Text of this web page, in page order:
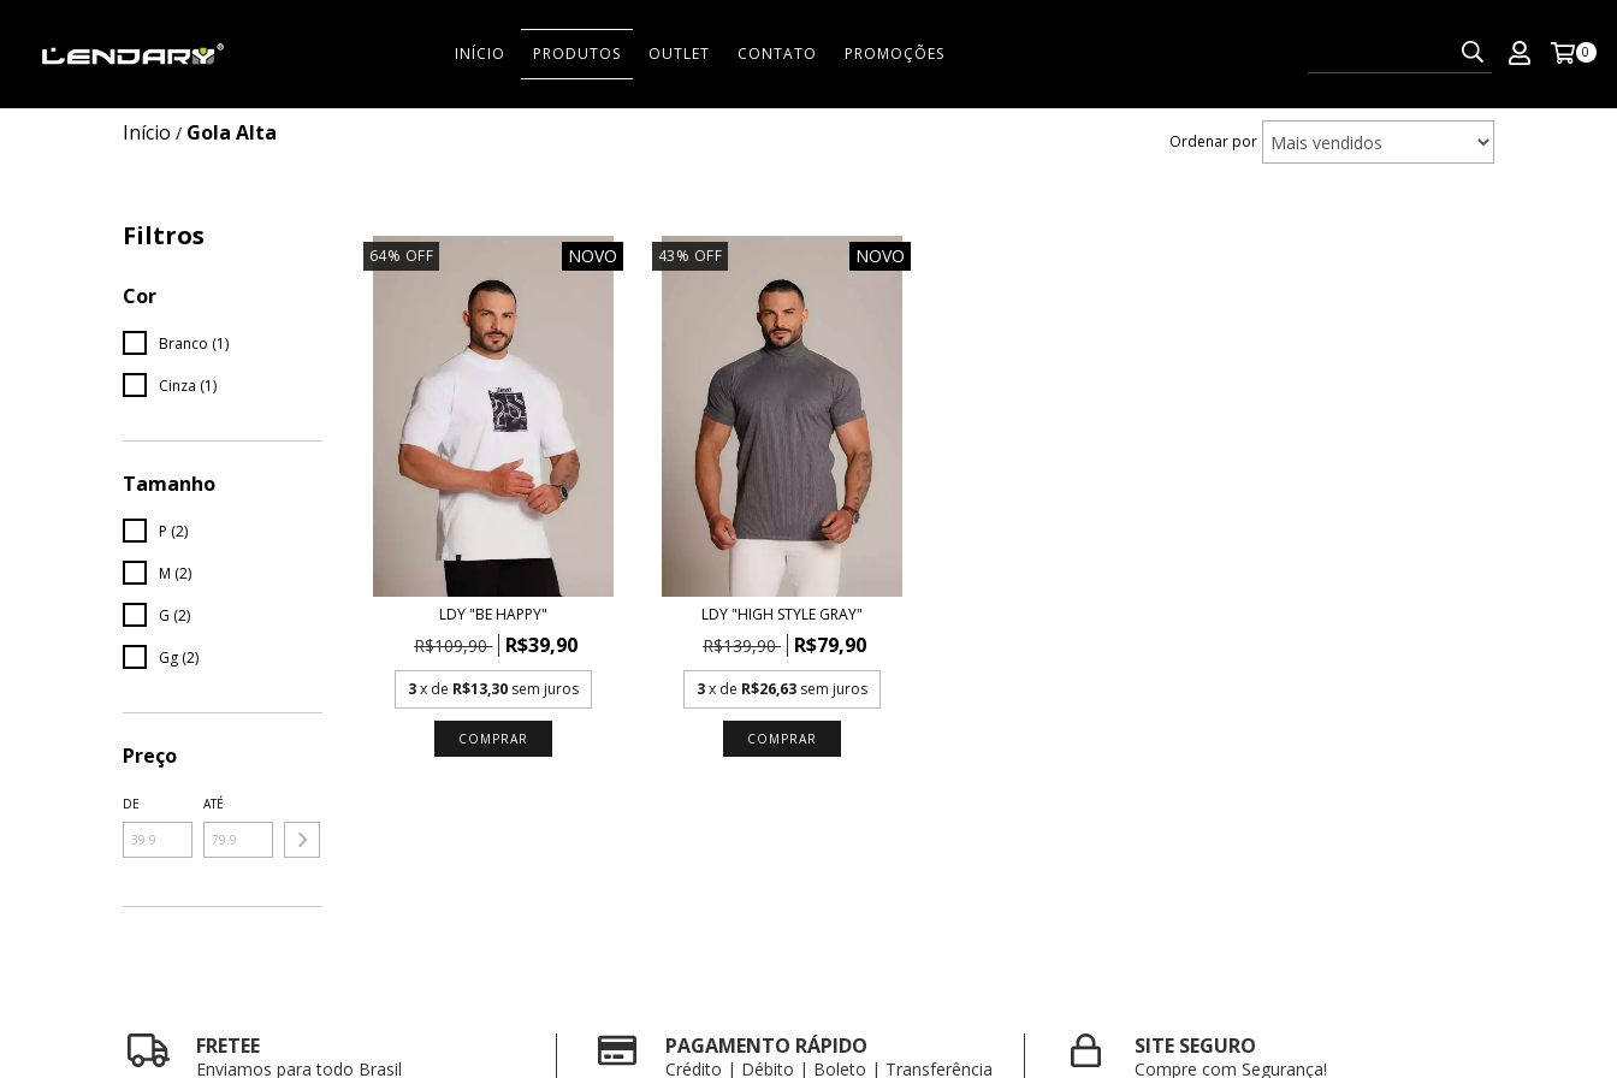
INÍCIO PRODUTOS OUTLET CONTATO PROMOÇÕES 0
Início / Gola Alta Ordenar por
Filtros
Cor
Branco (1)
Cinza (1)
Tamanho
P (2)
M (2)
G (2)
Gg (2)
Preço
DE ATÉ
64% OFF NOVO
LDY "BE HAPPY"
R$109,90 R$39,90
3x de R$13,30 sem juros
COMPRAR
43% OFF NOVO
LDY "HIGH STYLE GRAY"
R$139,90 R$79,90
3 x de R$26,63 sem juros
COMPRAR
FRETEE
Enviamos para todo Brasil
PAGAMENTO RÁPIDO
Crédito | Débito | Boleto | Transferência
SITE SEGURO
Compre com Segurança!